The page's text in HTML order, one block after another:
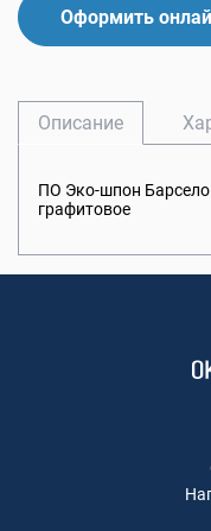
Оформить
Описание
ПО Эко-шпон
графитовое